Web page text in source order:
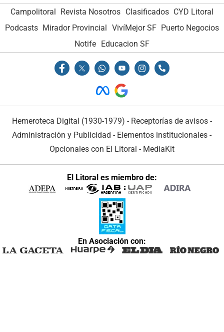
Campolitoral Revista Nosotros Clasificados CYD Litoral
Podcasts Mirador Provincial VivíMejor SF Puerto Negocios
Notife Educacion SF
Hemeroteca Digital (1930-1979) - Receptorías de avisos -
Administración y Publicidad - Elementos institucionales -
Opcionales con El Litoral - MediaKit
El Litoral es miembro de:
En Asociación con: